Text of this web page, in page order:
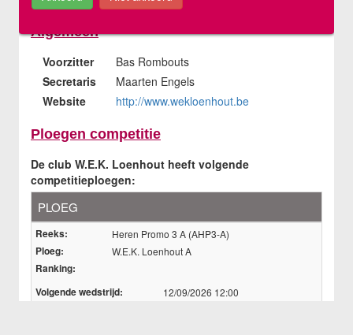
Meisjes U13-B
Meisjes U13-C
Meisjes U15-A
Meisjes U15-B
Jongens U17
Meisjes U17-A
Meisjes U17-B
Dames
Dames A